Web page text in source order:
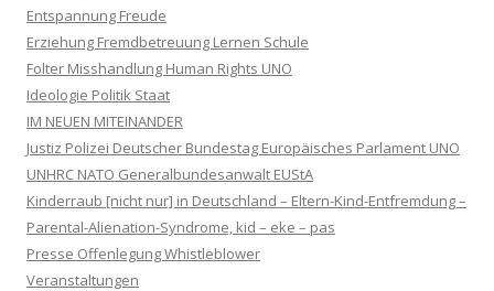
Entspannung Freude
Erziehung Fremdbetreuung Lernen Schule
Folter Misshandlung Human Rights UNO
Ideologie Politik Staat
IM NEUEN MITEINANDER
Justiz Polizei Deutscher Bundestag Europäisches Parlament UNO
UNHRC NATO Generalbundesanwalt EUStA
Kinderraub [nicht nur] in Deutschland – Eltern-Kind-Entfremdung –
Parental-Alienation-Syndrome, kid – eke – pas
Presse Offenlegung Whistleblower
Veranstaltungen